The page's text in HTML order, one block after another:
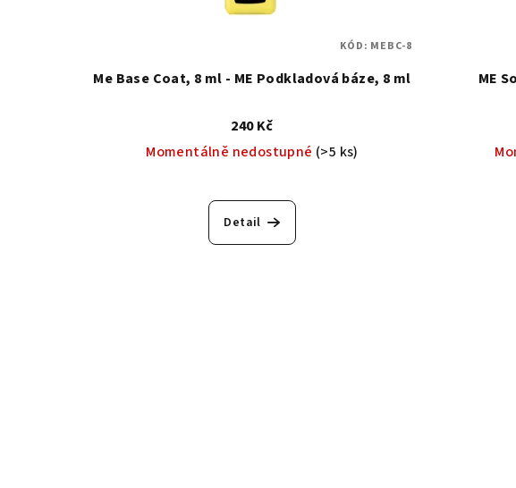
Me Base Coat, 8 ml - ME Podkladová báze, 8 ml
240 Kč
Momentálně nedostupné (>5 ks)
Detail
KÓD: MEBC-8
ME